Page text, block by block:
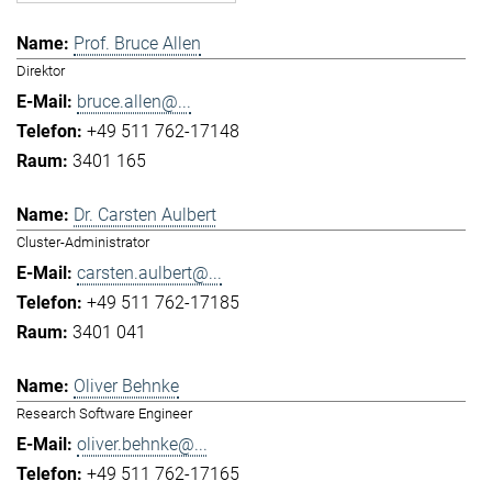
Prof. Bruce Allen
Direktor
bruce.allen@...
+49 511 762-17148
3401 165
Dr. Carsten Aulbert
Cluster-Administrator
carsten.aulbert@...
+49 511 762-17185
3401 041
Oliver Behnke
Research Software Engineer
oliver.behnke@...
+49 511 762-17165